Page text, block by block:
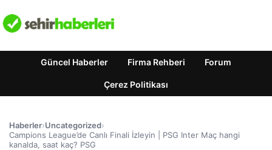
Güncel Haberler Firma Rehberi Forum
Çerez Politikası
Haberler›Uncategorized›
Campions League’de Canlı Finali İzleyin | PSG Inter Maç hangi
kanalda, saat kaç? PSG